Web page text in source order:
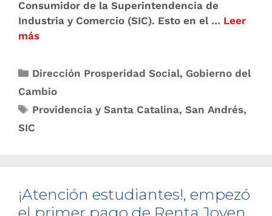
Consumidor de la Superintendencia de
Industria y Comercio (SIC). Esto en el … Leer
más
Dirección Prosperidad Social, Gobierno del
Cambio
Providencia y Santa Catalina,San Andrés,
SIC
¡Atención estudiantes!, empezó
el primer pago de Renta Joven